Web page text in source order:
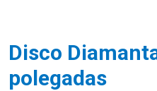
Disco
polegadas